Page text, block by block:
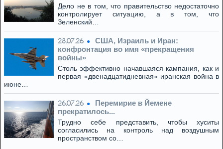
Дело не в том, что правительство недостаточно
контролирует ситуацию, а в том, что
Зеленский…
28.07.26
США, Израиль и Иран:
конфронтация во имя «прекращения
войны»
Столь эффективно начавшаяся кампания, как и
первая «двенадцатидневная» иранская война в
июне…
26.07.26
Перемирие в Йемене
прекратилось...
Трудно себе представить, чтобы хуситы
согласились на контроль над воздушным
пространством со…